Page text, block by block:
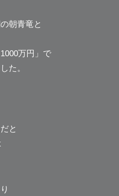
朝青竜と
万円」で
た。
と